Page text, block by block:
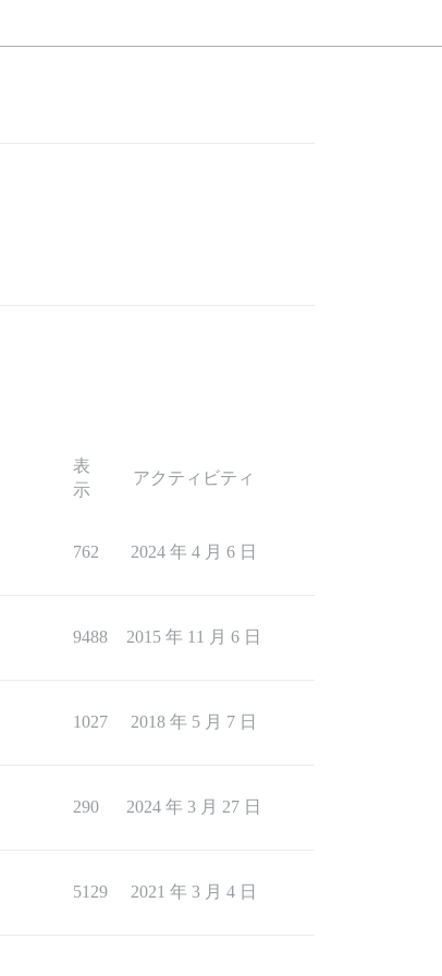
表
示
アクティビティ
762 2024 年 4 月 6 日
9488 2015 年 11 月 6 日
1027 2018 年 5 月 7 日
290 2024 年 3 月 27 日
5129 2021 年 3 月 4 日